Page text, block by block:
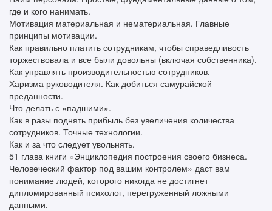
где и кого нанимать.
Мотивация материальная и нематериальная. Главные
принципы мотивации.
Как правильно платить сотрудникам, чтобы справедливость
торжествовала и все были довольны (включая собственника).
Как управлять производительностью сотрудников.
Харизма руководителя. Как добиться самурайской
преданности.
Что делать с «падшими».
Как в разы поднять прибыль без увеличения количества
сотрудников. Точные технологии.
Как и за что следует увольнять.
51 глава книги «Энциклопедия построения своего бизнеса.
Человеческий фактор под вашим контролем» даст вам
понимание людей, которого никогда не достигнет
дипломированный психолог, перегруженный ложными
данными.